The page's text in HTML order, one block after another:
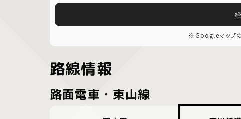
※Googleマップ
路線情報
路面電車・東山線